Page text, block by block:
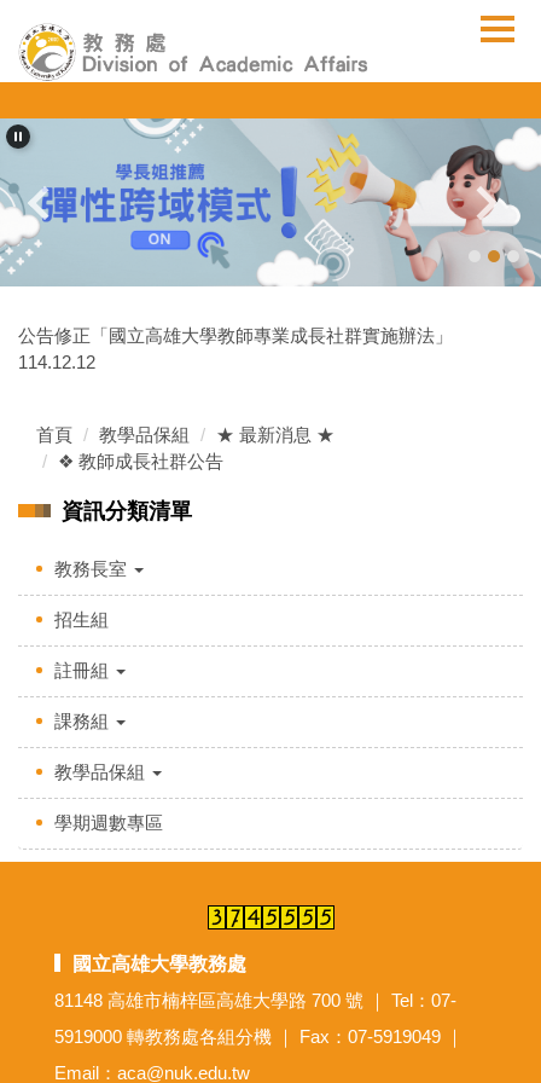
到
主
內
容
首頁 教學品保組
★ 最新消息 ★
❖ 教師成長社群公告
資訊分類清單
教務長室
招生組
註冊組
課務組
教學品保組
學期週數專區
公告修正「國立高雄大學教師專業成長社群實施辦法」
114.12.12
國立高雄大學教務處
81148 高雄市楠梓區高雄大學路 700 號 ｜ Tel：07-
5919000 轉教務處各組分機 ｜ Fax：07-5919049 ｜
Email：aca@nuk.edu.tw